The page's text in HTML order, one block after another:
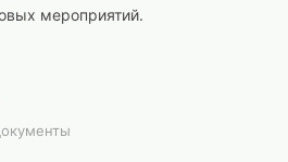
мероприятий.